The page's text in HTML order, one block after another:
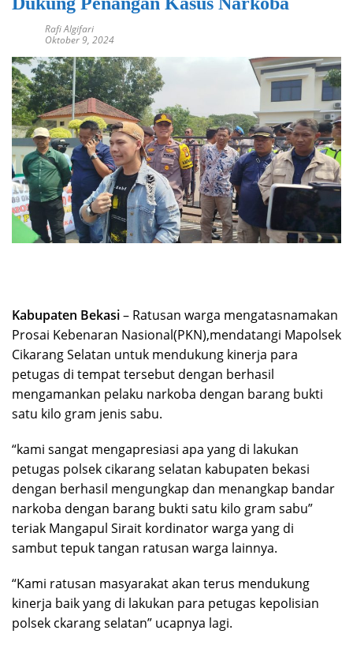
Rafi Algifari
Oktober 9, 2024
Kabupaten Bekasi– Ratusan warga mengatasnamakan
Prosai Kebenaran Nasional(PKN),mendatangi Mapolsek
Cikarang Selatan untuk mendukung kinerja para
petugas di tempat tersebut dengan berhasil
mengamankan pelaku narkoba dengan barang bukti
satu kilo gram jenis sabu.
“kami sangat mengapresiasi apa yang di lakukan
petugas polsek cikarang selatan kabupaten bekasi
dengan berhasil mengungkap dan menangkap bandar
narkoba dengan barang bukti satu kilo gram sabu”
teriak Mangapul Sirait kordinator warga yang di
sambut tepuk tangan ratusan warga lainnya.
“Kami ratusan masyarakat akan terus mendukung
kinerja baik yang di lakukan para petugas kepolisian
polsek ckarang selatan” ucapnya lagi.